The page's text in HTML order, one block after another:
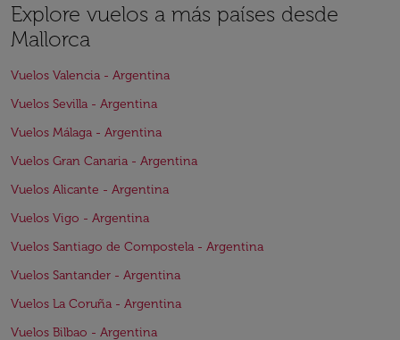
Explore vuelos a más países desde
Mallorca
Vuelos Valencia - Argentina
Vuelos Sevilla - Argentina
Vuelos Málaga - Argentina
Vuelos Gran Canaria - Argentina
Vuelos Alicante - Argentina
Vuelos Vigo - Argentina
Vuelos Santiago de Compostela - Argentina
Vuelos Santander - Argentina
Vuelos La Coruña - Argentina
Vuelos Bilbao - Argentina